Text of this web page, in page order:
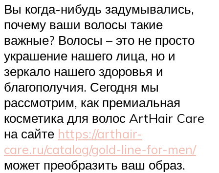
Вы когда-нибудь задумывались,
почему ваши волосы такие
важные? Волосы – это не просто
украшение нашего лица, но и
зеркало нашего здоровья и
благополучия. Сегодня мы
рассмотрим, как премиальная
косметика для волос ArtHair Care
на сайте https://arthair-
care.ru/catalog/gold-line-for-men/
может преобразить ваш образ.